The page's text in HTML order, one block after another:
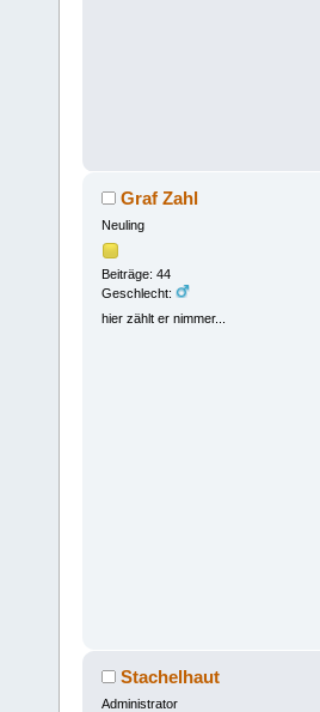
Graf Zahl
Neuling
Beiträge: 44
Geschlecht:
hier zählt er nimmer...
Stachelhaut
Administrator